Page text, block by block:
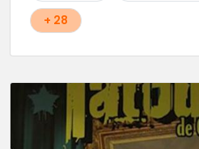
+ 28